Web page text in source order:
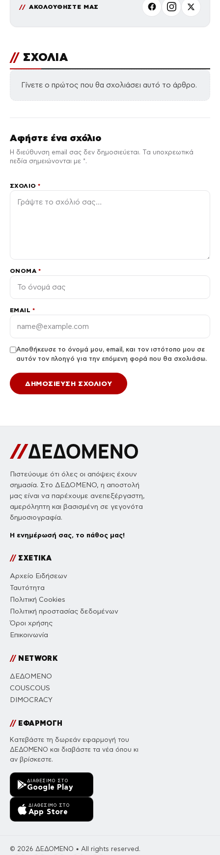
ΑΚΟΛΟΥΘΗΣΤΕ ΜΑΣ
// ΣΧΟΛΙΑ
Γίνετε ο πρώτος που θα σχολιάσει αυτό το άρθρο.
Αφήστε ένα σχόλιο
Η διεύθυνση email σας δεν δημοσιεύεται. Τα υποχρεωτικά
πεδία σημειώνονται με *.
ΣΧΌΛΙΟ*
ΌΝΟΜΑ *
EMAIL *
Αποθήκευσε το όνομά μου, email, και τον ιστότοπο μου σε
αυτόν τον πλοηγό για την επόμενη φορά που θα σχολιάσω.
Πιστεύουμε ότι όλες οι απόψεις έχουν
σημασία. Στο ΔΕΔΟΜΕΝΟ, η αποστολή
μας είναι να παρέχουμε ανεπεξέργαστη,
αμερόληπτη και βασισμένη σε γεγονότα
δημοσιογραφία.
Η ενημέρωσή σας, το πάθος μας!
//ΣΧΕΤΙΚΑ
Αρχείο Ειδήσεων
Ταυτότητα
Πολιτική Cookies
Πολιτική προστασίας δεδομένων
Όροι χρήσης
Επικοινωνία
//NETWORK
ΔΕΔΟΜΕΝΟ
COUSCOUS
DIMOCRACY
//ΕΦΑΡΜΟΓΗ
Κατεβάστε τη δωρεάν εφαρμογή του
ΔΕΔΟΜΕΝΟ και διαβάστε τα νέα όπου κι
αν βρίσκεστε.
ΔΙΑΘΈΣΙΜΟ ΣΤΟ
Google Play
ΔΙΑΘΈΣΙΜΟ ΣΤΟ
App Store
© 2026 ΔΕΔΟΜΕΝΟ • All rights reserved.